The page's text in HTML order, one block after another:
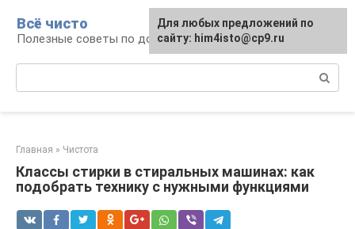
контенту
Всё чисто
Полезные советы по домоводству
Главная » Чистота
Классы стирки в стиральных машинах: как
подобрать технику с нужными функциями
Для любых предложений по
сайту: him4isto@cp9.ru